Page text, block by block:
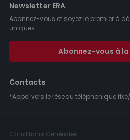
Newsletter ERA
Abonnez-vous et soyez le premier à
uniques.
Abonnez-vous à
Contacts
*Appel vers le réseau téléphonique
Conditions Générales